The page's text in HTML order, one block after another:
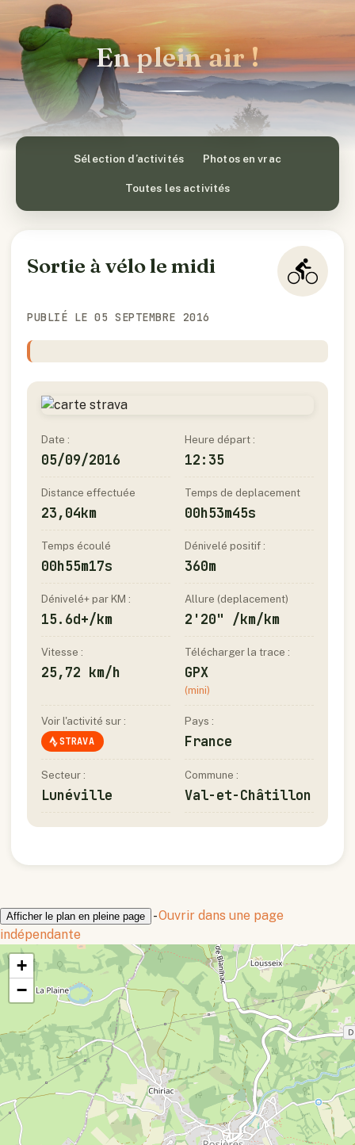
En plein air !
Sélection d’activités Photos en vrac
Toutes les activités
Sortie à vélo le midi
PUBLIÉ LE 05 SEPTEMBRE 2016
Date :
05/09/2016
Heure départ :
12:35
Distance effectuée
23,04km
Temps de deplacement
00h53m45s
Temps écoulé
00h55m17s
Dénivelé positif :
360m
Dénivelé+ par KM :
15.6d+/km
Allure (deplacement)
2'20" /km/km
Vitesse :
25,72 km/h
Télécharger la trace :
GPX
(mini)
Voir l'activité sur :
STRAVA
Pays :
France
Secteur :
Lunéville
Commune :
Val-et-Châtillon
Afficher le plan en pleine page -Ouvrir dans une page
indépendante